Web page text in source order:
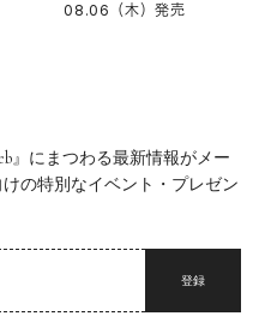
08.06（木）発売
』にまつわる最新情報がメー
の特別なイベント・プレゼン
登録